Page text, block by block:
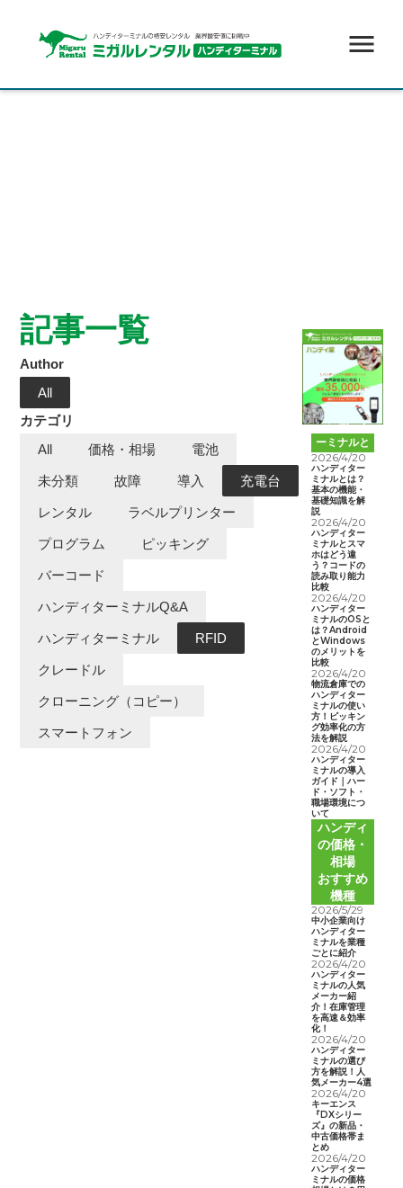
記事一覧
Author
All
カテゴリ
All
価格・相場 電池
未分類 故障 導入 充電台
レンタル ラベルプリンター
プログラム ピッキング
バーコード
ハンディターミナルQ&A
ハンディターミナル RFID
クレードル
クローニング（コピー）
スマートフォン
ハンディタ
ーミナルと
は
2026/4/20
ハンディター
ミナルとは？
基本の機能・
基礎知識を解
説
2026/4/20
ハンディター
ミナルとスマ
ホはどう違
う？コードの
読み取り能力
比較
2026/4/20
ハンディター
ミナルのOSと
は？Android
とWindows
のメリットを
比較
2026/4/20
物流倉庫での
ハンディター
ミナルの使い
方！ピッキン
グ効率化の方
法を解説
2026/4/20
ハンディター
ミナルの導入
ガイド｜ハー
ド・ソフト・
職場環境につ
いて
ハンディ
の価格・
相場
おすすめ
機種
2026/5/29
中小企業向け
ハンディター
ミナルを業種
ごとに紹介
2026/4/20
ハンディター
ミナルの人気
メーカー紹
介！在庫管理
を高速＆効率
化！
2026/4/20
ハンディター
ミナルの選び
方を解説！人
気メーカー4選
2026/4/20
キーエンス
『DXシリー
ズ』の新品・
中古価格帯ま
とめ
2026/4/20
ハンディター
ミナルの価格
menu